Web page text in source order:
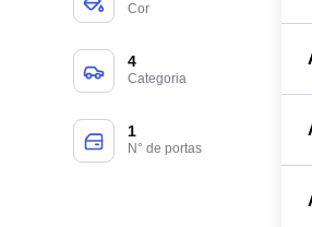
Cor
4
Categoria
1
N° de portas